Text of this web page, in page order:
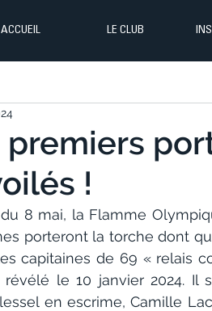
ACCUEIL LE CLUB
premiers
!
8 mai, la Flamme
porteront la torche dont
capitaines de 69 « relais
le 10 janvier 2024. Il
en escrime, Camille